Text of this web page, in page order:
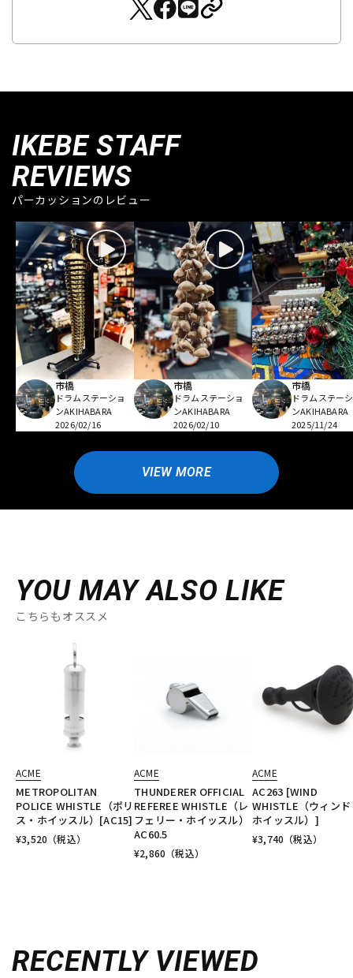
IKEBE STAFF
REVIEWS
パーカッションのレビュー
市橋
ドラムステーショ
ンAKIHABARA
2026/02/16
市橋
ドラムステーショ
ンAKIHABARA
2026/02/10
市橋
ドラムステー
ンAKIHABARA
2025/11/24
VIEW MORE
YOU MAY ALSO LIKE
こちらもオススメ
ACME
METROPOLITAN
POLICE WHISTLE（ポリ
ス・ホイッスル）[AC15]
¥3,520 （税込）
ACME
THUNDERER OFFICIAL
REFEREE WHISTLE（レ
フェリー・ホイッスル）
AC60.5
¥2,860 （税込）
ACME
AC263 [WIND
WHISTLE（ウィン
ホイッスル）]
¥3,740 （税込）
RECENTLY VIEWED